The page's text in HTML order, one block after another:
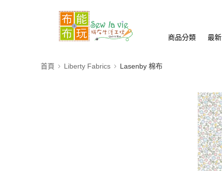
商品分類 最
首頁 Liberty Fabrics Lasenby 棉布